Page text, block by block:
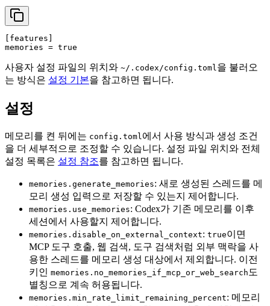
[features]
memories = true
사용자 설정 파일의 위치와 ~/.codex/config.toml 을 불러오
는 방식은 설정 기본을 참고하면 됩니다.
설정
메모리를 켠 뒤에는 config.toml 에서 사용 방식과 생성 조건
을 더 세부적으로 조정할 수 있습니다. 설정 파일 위치와 전체
설정 목록은 설정 참조를 참고하면 됩니다.
memories.generate_memories: 새로 생성된 스레드를 메
모리 생성 입력으로 저장할 수 있는지 제어합니다.
memories.use_memories: Codex가 기존 메모리를 이후
세션에서 사용할지 제어합니다.
memories.disable_on_external_context: true이면
MCP 도구 호출, 웹 검색, 도구 검색처럼 외부 맥락을 사
용한 스레드를 메모리 생성 대상에서 제외합니다. 이전
키인 memories.no_memories_if_mcp_or_web_search 도
별칭으로 계속 허용됩니다.
memories.min_rate_limit_remaining_percent: 메모리